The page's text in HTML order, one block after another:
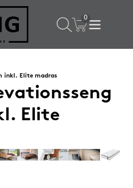
50%
inkl. Elite madras
Elite